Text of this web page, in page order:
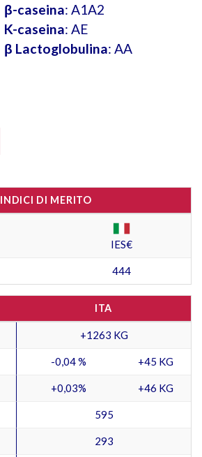
β-caseina: A1A2
K-caseina: AE
β Lactoglobulina: AA
INDICI DI MERITO
IES€
444
ITA
+1263 KG
-0,04 % +45 KG
+0,03% +46 KG
595
293